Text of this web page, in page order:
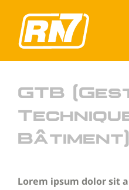
contenu
GTB
Bâtiment)
Lorem ipsum dolor sit